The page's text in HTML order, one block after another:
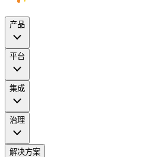
产品
平台
集成
治理
解决方案